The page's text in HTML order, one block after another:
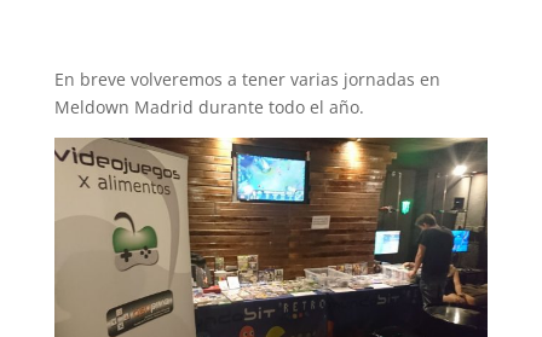
En breve volveremos a tener varias jornadas en
Meldown Madrid durante todo el año.